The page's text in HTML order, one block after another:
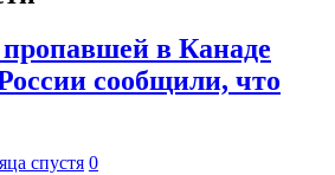
в Канаде
сообщили, что
спустя 0